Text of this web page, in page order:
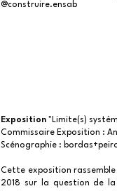
@construire.ensab
Exposition "Limite(s)
Commissaire Exposition :
Scénographie :
Cette exposition rassemble
2018 sur la question de